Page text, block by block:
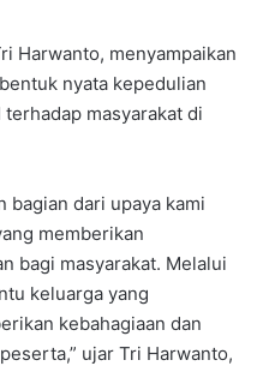
Harwanto, menyampaikan
nyata kepedulian
terhadap masyarakat di
bagian dari upaya kami
memberikan
bagi masyarakat. Melalui
keluarga yang
kebahagiaan dan
ujar Tri Harwanto,